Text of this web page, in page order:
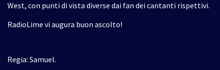
West, con punti di vista diverse dai fan dei cantanti rispettivi.
RadioLime vi augura buon ascolto!
Regia: Samuel.